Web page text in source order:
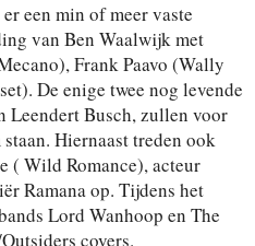
een min of meer vaste
van Ben Waalwijk met
Frank Paavo (Wally
De enige twee nog levende
Leendert Busch, zullen voor
Hiernaast treden ook
( Wild Romance), acteur
Ramana op. Tijdens het
Lord Wanhoop en The
covers.